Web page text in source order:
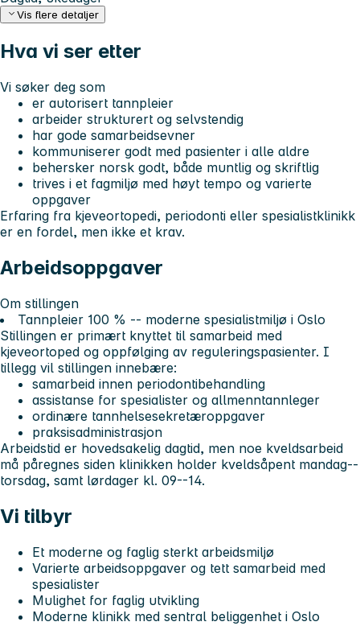
Vis flere detaljer
Hva vi ser etter
Vi søker deg som
er autorisert tannpleier
arbeider strukturert og selvstendig
har gode samarbeidsevner
kommuniserer godt med pasienter i alle aldre
behersker norsk godt, både muntlig og skriftlig
trives i et fagmiljø med høyt tempo og varierte
oppgaver
Erfaring fra kjeveortopedi, periodonti eller spesialistklinikk
er en fordel, men ikke et krav.
Arbeidsoppgaver
Om stillingen
Tannpleier 100 % -- moderne spesialistmiljø i Oslo
Stillingen er primært knyttet til samarbeid med
kjeveortoped og oppfølging av reguleringspasienter. I
tillegg vil stillingen innebære:
samarbeid innen periodontibehandling
assistanse for spesialister og allmenntannleger
ordinære tannhelsesekretæroppgaver
praksisadministrasjon
Arbeidstid er hovedsakelig dagtid, men noe kveldsarbeid
må påregnes siden klinikken holder kveldsåpent mandag--
torsdag, samt lørdager kl. 09--14.
Vi tilbyr
Et moderne og faglig sterkt arbeidsmiljø
Varierte arbeidsoppgaver og tett samarbeid med
spesialister
Mulighet for faglig utvikling
Moderne klinikk med sentral beliggenhet i Oslo